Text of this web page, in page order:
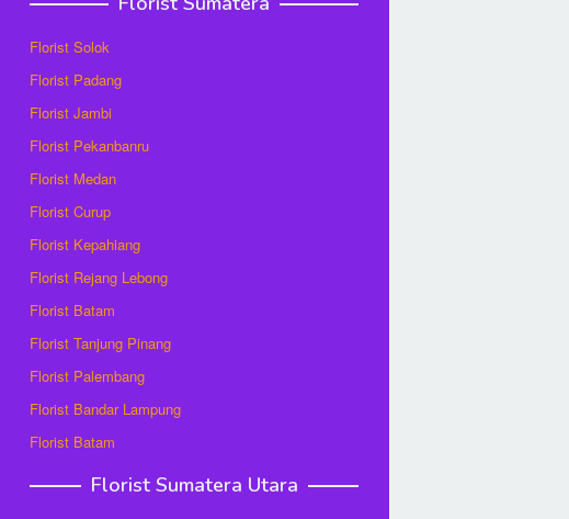
Florist Solok
Florist Padang
Florist Jambi
Florist Pekanbanru
Florist Medan
Florist Curup
Florist Kepahiang
Florist Rejang Lebong
Florist Batam
Florist Tanjung Pinang
Florist Palembang
Florist Bandar Lampung
Florist Batam
Florist Sumatera Utara